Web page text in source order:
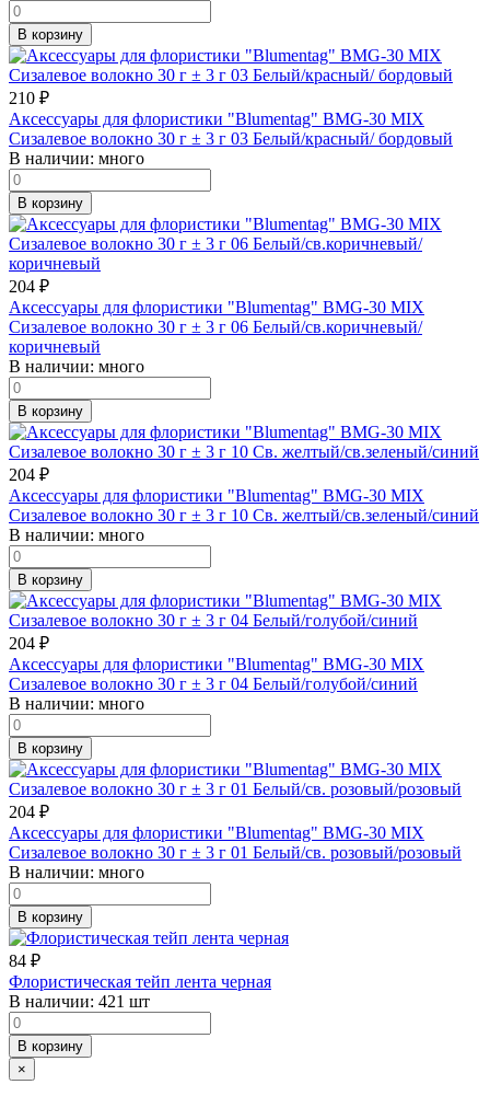
В корзину
210 ₽
Аксессуары для флористики "Blumentag" BMG-30 MIX
Сизалевое волокно 30 г ± 3 г 03 Белый/красный/ бордовый
В наличии: много
В корзину
204 ₽
Аксессуары для флористики "Blumentag" BMG-30 MIX
Сизалевое волокно 30 г ± 3 г 06 Белый/св.коричневый/
коричневый
В наличии: много
В корзину
204 ₽
Аксессуары для флористики "Blumentag" BMG-30 MIX
Сизалевое волокно 30 г ± 3 г 10 Св. желтый/св.зеленый/синий
В наличии: много
В корзину
204 ₽
Аксессуары для флористики "Blumentag" BMG-30 MIX
Сизалевое волокно 30 г ± 3 г 04 Белый/голубой/синий
В наличии: много
В корзину
204 ₽
Аксессуары для флористики "Blumentag" BMG-30 MIX
Сизалевое волокно 30 г ± 3 г 01 Белый/св. розовый/розовый
В наличии: много
В корзину
84 ₽
Флористическая тейп лента черная
В наличии: 421 шт
В корзину
×